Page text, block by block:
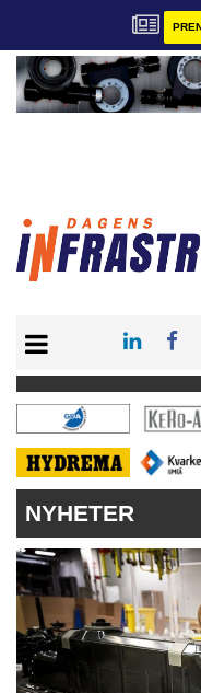
KONTAKT
VÅRA ANDRA
PRENUMERERA
ANNONSERA
NYHETER